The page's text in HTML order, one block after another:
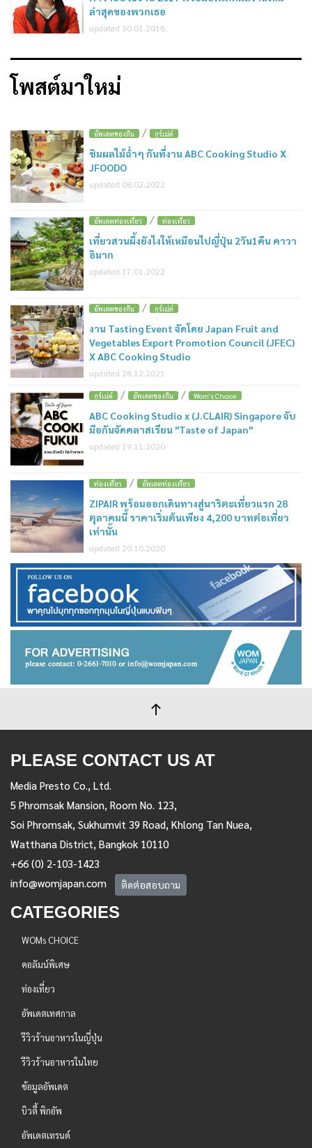
ล่าสุดของพวกเธอ
updated 30.01.2018
โพสต์มาใหม่
อัพเดตของกิน / กูร์เม่ต์
ชิมผลไม้ฉ่ำๆ กันที่งาน ABC Cooking Studio X
JFOODO
updated 08.02.2022
อัพเดตท่องเที่ยว / ท่องเที่ยว
เที่ยวสวนผึ้งยังไงให้เหมือนไปญี่ปุ่น 2วัน1คืน คาวา
อิมาก
updated 17.01.2022
อัพเดตของกิน / กูร์เม่ต์
งาน Tasting Event จัดโดย Japan Fruit and
Vegetables Export Promotion Council (JFEC)
X ABC Cooking Studio
updated 28.12.2021
กูร์เม่ต์ / อัพเดตของกิน / Wom's Choice
ABC Cooking Studio x (J.CLAIR) Singapore จับ
มือกันจัดคลาสเรียน "Taste of Japan"
updated 19.11.2020
ท่องเที่ยว / อัพเดตท่องเที่ยว
ZIPAIR พร้อมออกเดินทางสู่นาริตะเที่ยวแรก 28
ตุลาคมนี้ ราคาเริ่มต้นเพียง 4,200 บาทต่อเที่ยว
เท่านั้น
updated 20.10.2020
PLEASE CONTACT US AT
Media Presto Co., Ltd.
5 Phromsak Mansion, Room No. 123,
Soi Phromsak, Sukhumvit 39 Road, Khlong Tan Nuea,
Watthana District, Bangkok 10110
+66 (0) 2-103-1423
info@womjapan.com
ติดต่อสอบถาม
CATEGORIES
WOMs CHOICE
คอลัมน์พิเศษ
ท่องเที่ยว
อัพเดตเทศกาล
รีวิวร้านอาหารในญี่ปุ่น
รีวิวร้านอาหารในไทย
ข้อมูลอัพเดต
บิวตี้ พิกอัพ
อัพเดตเทรนด์